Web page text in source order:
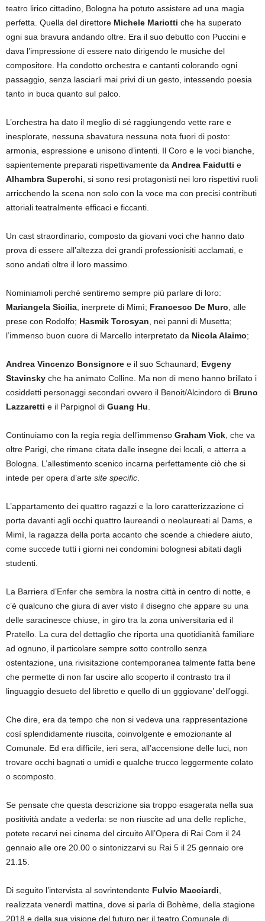
teatro lirico cittadino, Bologna ha potuto assistere ad una magia
perfetta. Quella del direttore Michele Mariotti che ha superato
ogni sua bravura andando oltre. Era il suo debutto con Puccini e
dava l’impressione di essere nato dirigendo le musiche del
compositore. Ha condotto orchestra e cantanti colorando ogni
passaggio, senza lasciarli mai privi di un gesto, intessendo poesia
tanto in buca quanto sul palco.
L’orchestra ha dato il meglio di sé raggiungendo vette rare e
inesplorate, nessuna sbavatura nessuna nota fuori di posto:
armonia, espressione e unisono d’intenti. Il Coro e le voci bianche,
sapientemente preparati rispettivamente da Andrea Faidutti e
Alhambra Superchi , si sono resi protagonisti nei loro rispettivi ruoli
arricchendo la scena non solo con la voce ma con precisi contributi
attoriali teatralmente efficaci e ficcanti.
Un cast straordinario, composto da giovani voci che hanno dato
prova di essere all’altezza dei grandi professionisiti acclamati, e
sono andati oltre il loro massimo.
Nominiamoli perché sentiremo sempre più parlare di loro:
Mariangela Sicilia , inerprete di Mimì; Francesco De Muro , alle
prese con Rodolfo; Hasmik Torosyan , nei panni di Musetta;
l’immenso buon cuore di Marcello interpretato da Nicola Alaimo;
Andrea Vincenzo Bonsignore e il suo Schaunard; Evgeny
Stavinsky che ha animato Colline. Ma non di meno hanno brillato i
cosiddetti personaggi secondari ovvero il Benoit/Alcindoro di Bruno
Lazzaretti e il Parpignol di Guang Hu
Continuiamo con la regia regia dell’immenso Graham Vick , che va
oltre Parigi, che rimane citata dalle insegne dei locali, e atterra a
Bologna. L’allestimento scenico incarna perfettamente ciò che si
intede per opera d’arte site specific
L’appartamento dei quattro ragazzi e la loro caratterizzazione ci
porta davanti agli occhi quattro laureandi o neolaureati al Dams, e
Mimì, la ragazza della porta accanto che scende a chiedere aiuto,
come succede tutti i giorni nei condomini bolognesi abitati dagli
studenti.
La Barriera d’Enfer che sembra la nostra città in centro di notte, e
c’è qualcuno che giura di aver visto il disegno che appare su una
delle saracinesce chiuse, in giro tra la zona universitaria ed il
Pratello. La cura del dettaglio che riporta una quotidianità familiare
ad ognuno, il particolare sempre sotto controllo senza
ostentazione, una rivisitazione contemporanea talmente fatta bene
che permette di non far uscire allo scoperto il contrasto tra il
linguaggio desueto del libretto e quello di un gggiovane’ dell’oggi.
Che dire, era da tempo che non si vedeva una rappresentazione
così splendidamente riuscita, coinvolgente e emozionante al
Comunale. Ed era difficile, ieri sera, all’accensione delle luci, non
trovare occhi bagnati o umidi e qualche trucco leggermente colato
o scomposto.
Se pensate che questa descrizione sia troppo esagerata nella sua
positività andate a vederla: se non riuscite ad una delle repliche,
potete recarvi nei cinema del circuito All’Opera di Rai Com il 24
gennaio alle ore 20.00 o sintonizzarvi su Rai 5 il 25 gennaio ore
21.15.
Di seguito l’intervista al sovrintendente Fulvio Macciardi
realizzata venerdì mattina, dove si parla di Bohème, della stagione
2018 e della sua visione del futuro per il teatro Comunale di